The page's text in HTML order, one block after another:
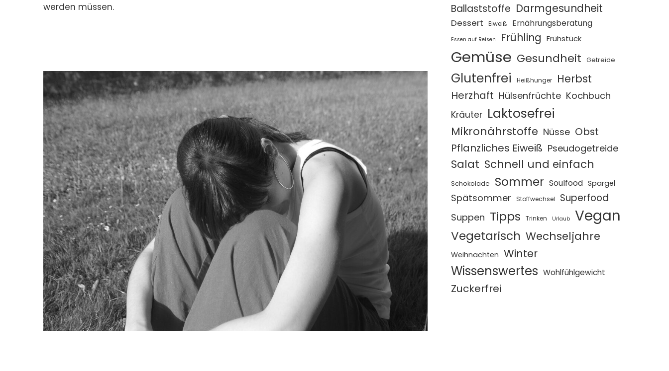
werden müssen.
Ballaststoffe Darmgesundheit
Dessert Eiweiß Ernährungsberatung
Essen auf Reisen Frühling Frühstück
Gemüse Gesundheit Getreide
Glutenfrei Heißhunger Herbst
Herzhaft Hülsenfrüchte Kochbuch
Kräuter Laktosefrei
Mikronährstoffe Nüsse Obst
Pflanzliches Eiweiß Pseudogetreide
Salat Schnell und einfach
Schokolade Sommer Soulfood Spargel
Spätsommer Stoffwechsel Superfood
Suppen Tipps Trinken Urlaub Vegan
Vegetarisch Wechseljahre
Weihnachten Winter
Wissenswertes Wohlfühlgewicht
Zuckerfrei